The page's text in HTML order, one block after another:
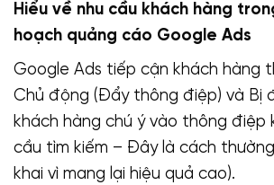
Hiểu về nhu cầu khách hàng
hoạch quảng cáo Google Ads
Google Ads tiếp cận khách hàng
Chủ động (Đẩy thông điệp) và Bị
khách hàng chú ý vào thông điệp
cầu tìm kiếm – Đây là cách
khai vì mang lại hiệu quả cao).